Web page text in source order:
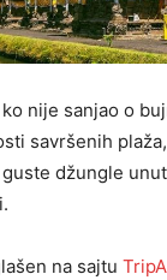
nije sanjao o
savršenih plaža
guste džungle
na sajtu TripA